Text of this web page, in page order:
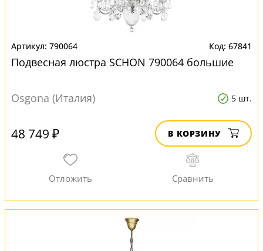
790064 67841
Подвесная люстра SCHON 790064 большие
Osgona (Италия) 5 шт.
48 749 ₽ В КОРЗИНУ